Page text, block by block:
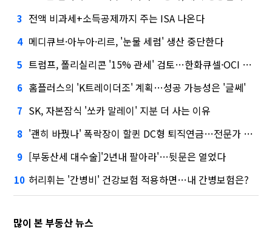
3 전액 비과세+소득공제까지 주는 ISA 나온다
4 메디큐브·아누아·리르, '눈물 세럼' 생산 중단한다
5 트럼프, 폴리실리콘 '15% 관세' 검토…한화큐셀·OCI 영향은?
6 홈플러스의 'K트레이더조' 계획…성공 가능성은 '글쎄'
7 SK, 자본잠식 '쏘카 말레이' 지분 더 사는 이유
8 '괜히 바꿨나' 폭락장이 할퀸 DC형 퇴직연금…전문가 조언은
9 [부동산세 대수술]'2년내 팔아라'…뒷문은 열었다
10 허리휘는 '간병비' 건강보험 적용하면…내 간병보험은?
많이 본 부동산 뉴스